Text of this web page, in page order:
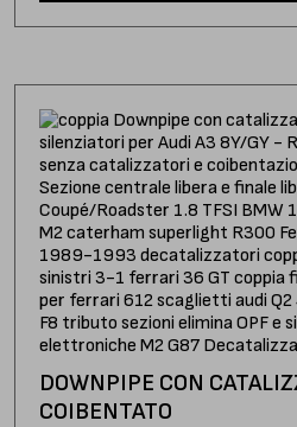
DOWNPIPE CON
COIBENTATO